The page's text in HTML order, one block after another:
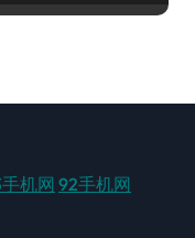
机网 92手机网